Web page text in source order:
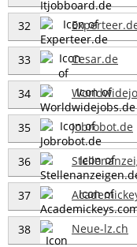
32
33 Cesar.de
34
35 Jobrobot.de
36
37
38 Neue-lz.ch